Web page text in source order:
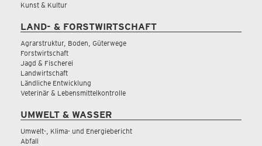
Kunst & Kultur
LAND- & FORSTWIRTSCHAFT
Agrarstruktur, Boden, Güterwege
Forstwirtschaft
Jagd & Fischerei
Landwirtschaft
Ländliche Entwicklung
Veterinär & Lebensmittelkontrolle
UMWELT & WASSER
Umwelt-, Klima- und Energiebericht
Abfall